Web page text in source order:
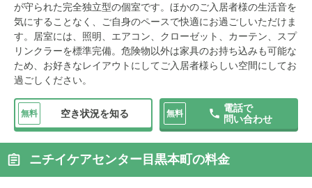
が守られた完全独立型の個室です。ほかのご入居者様の生活音を
気にすることなく、ご自身のペースで快適にお過ごしいただけま
す。居室には、照明、エアコン、クローゼット、カーテン、スプ
リンクラーを標準完備。危険物以外は家具のお持ち込みも可能な
ため、お好きなレイアウトにしてご入居者様らしい空間にしてお
過ごしください。
無料 空き状況を知る 無料
電話で
問い合わせ
ニチイケアセンター目黒本町の料金